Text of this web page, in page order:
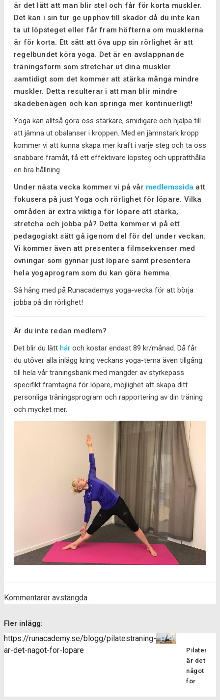
är det lätt att man blir stel och får för korta muskler.
Det kan i sin tur ge upphov till skador då du inte kan
ta ut löpsteget eller får fram höfterna om musklerna
är för korta. Ett sätt att öva upp sin rörlighet är att
regelbundet köra yoga. Det är en avslappnande
träningsform som stretchar ut dina muskler
samtidigt som det kommer att stärka många mindre
muskler. Detta resulterar i att man blir mindre
skadebenägen och kan springa mer kontinuerligt!
Yoga kan alltså göra oss starkare, smidigare och hjälpa till
att jämna ut obalanser i kroppen. Med en jämnstark kropp
kommer vi att kunna skapa mer kraft i varje steg och ta oss
snabbare framåt, få ett effektivare löpsteg och upprätthålla
en bra hållning.
Under nästa vecka kommer vi på vår medlemssida att
fokusera på just Yoga och rörlighet för löpare. Vilka
områden är extra viktiga för löpare att stärka,
stretcha och jobba på? Detta kommer vi på ett
pedagogiskt sätt gå igenom del för del under veckan.
Vi kommer även att presentera filmsekvenser med
övningar som gynnar just löpare samt presentera
hela yogaprogram som du kan göra hemma.
Så häng med på Runacademys yoga-vecka för att börja
jobba på din rörlighet!
Är du inte redan medlem?
Det blir du lätt här och kostar endast 89 kr/månad. Då får
du utöver alla inlägg kring veckans yoga-tema även tillgång
till hela vår träningsbank med mängder av styrkepass
specifikt framtagna för löpare, möjlighet att skapa ditt
personliga träningsprogram och rapportering av din träning
och mycket mer.
Kommentarer avstängda.
Fler inlägg:
https://runacademy.se/blogg/pilatestraning-
ar-det-nagot-for-lopare
är det
något
för